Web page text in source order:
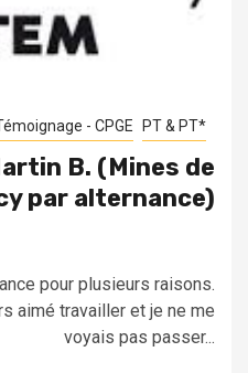
- CPGE PT & PT*
B. (Mines de
par alternance)
pour plusieurs raisons.
aimé travailler et je ne me
voyais pas passer...